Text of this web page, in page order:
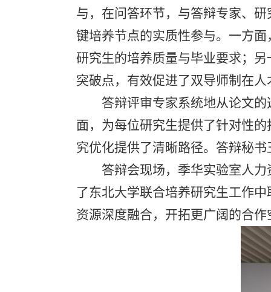
与， 在问答环节，与答辩专家、研
键培养节点的实质性参与。一方面
研究生的培养质量与毕业要求； 另
突破点 ，有效促进了双导师制在
答辩评审专家系统地从论文的
面，为每位研究生提供了针对性
究优化提供了清晰路径。 答辩秘书
答辩会现场，季华实验室人
了东北大学联合培养研究生工作
资源深度融合，开拓更广阔的合作